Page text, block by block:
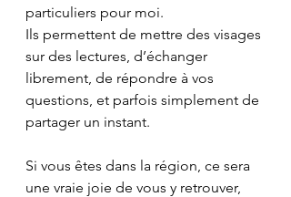
particuliers pour moi.
Ils permettent de mettre des visages
sur des lectures, d’échanger
librement, de répondre à vos
questions, et parfois simplement de
partager un instant.
Si vous êtes dans la région, ce sera
une vraie joie de vous y retrouver,